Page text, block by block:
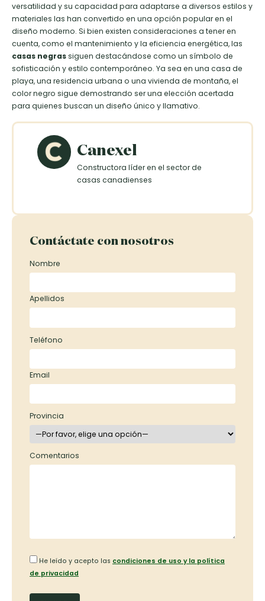
versatilidad y su capacidad para adaptarse a diversos estilos y
materiales las han convertido en una opción popular en el
diseño moderno. Si bien existen consideraciones a tener en
cuenta, como el mantenimiento y la eficiencia energética, las
casas negrassiguen destacándose como un símbolo de
sofisticación y estilo contemporáneo. Ya sea en una casa de
playa, una residencia urbana o una vivienda de montaña, el
color negro sigue demostrando ser una elección acertada
para quienes buscan un diseño único y llamativo.
Canexel
Constructora líder en el sector de
casas canadienses
Contáctate con nosotros
Nombre
Apellidos
Teléfono
Email
Provincia
Comentarios
He leído y acepto las condiciones de uso y la política
de privacidad